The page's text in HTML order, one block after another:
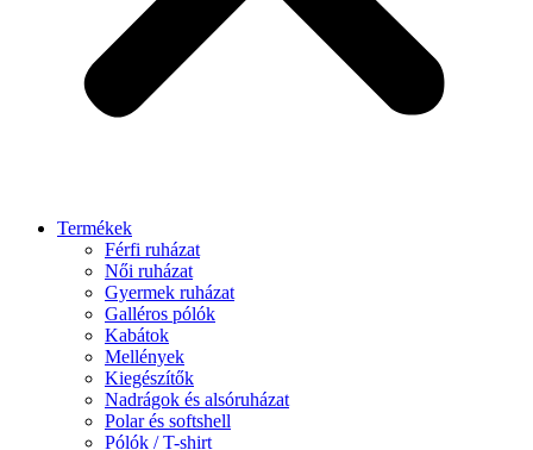
Termékek
Férfi ruházat
Női ruházat
Gyermek ruházat
Galléros pólók
Kabátok
Mellények
Kiegészítők
Nadrágok és alsóruházat
Polar és softshell
Pólók / T-shirt